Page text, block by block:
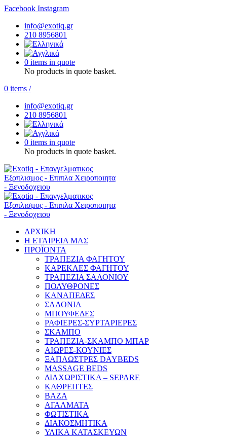
Facebook Instagram
info@exotiq.gr
210 8956801
0 items in quote
No products in quote basket.
0 items /
info@exotiq.gr
210 8956801
0 items in quote
No products in quote basket.
ΑΡΧΙΚΗ
Η ΕΤΑΙΡΕΙΑ ΜΑΣ
ΠΡΟΪΟΝΤΑ
ΤΡΑΠΕΖΙΑ ΦΑΓΗΤΟΥ
ΚΑΡΕΚΛΕΣ ΦΑΓΗΤΟΥ
ΤΡΑΠΕΖΙΑ ΣΑΛΟΝΙΟΥ
ΠΟΛΥΘΡΟΝΕΣ
ΚΑΝΑΠΕΔΕΣ
ΣΑΛΟΝΙΑ
ΜΠΟΥΦΕΔΕΣ
ΡΑΦΙΕΡΕΣ-ΣΥΡΤΑΡΙΕΡΕΣ
ΣΚΑΜΠΟ
ΤΡΑΠΕΖΙΑ-ΣΚΑΜΠΟ ΜΠΑΡ
ΑΙΩΡΕΣ-ΚΟΥΝΙΕΣ
ΞΑΠΛΩΣΤΡΕΣ DAYBEDS
MASSAGE BEDS
ΔΙΑΧΩΡΙΣΤΙΚΑ – SEPARE
ΚΑΘΡΕΠΤΕΣ
ΒΑΖΑ
ΑΓΑΛΜΑΤΑ
ΦΩΤΙΣΤΙΚΑ
ΔΙΑΚΟΣΜΗΤΙΚΑ
ΥΛΙΚΑ ΚΑΤΑΣΚΕΥΩΝ